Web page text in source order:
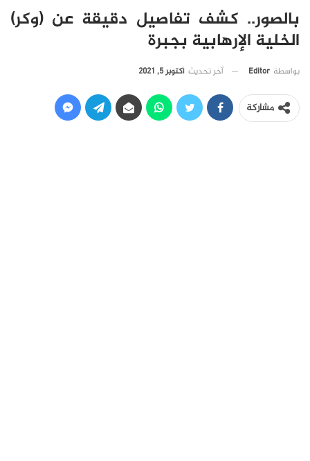
بالصور.. كشف تفاصيل دقيقة عن (وكر)
الخلية الإرهابية بجبرة
بواسطة Editor آخر تحديث أكتوبر 5, 2021
مشاركة